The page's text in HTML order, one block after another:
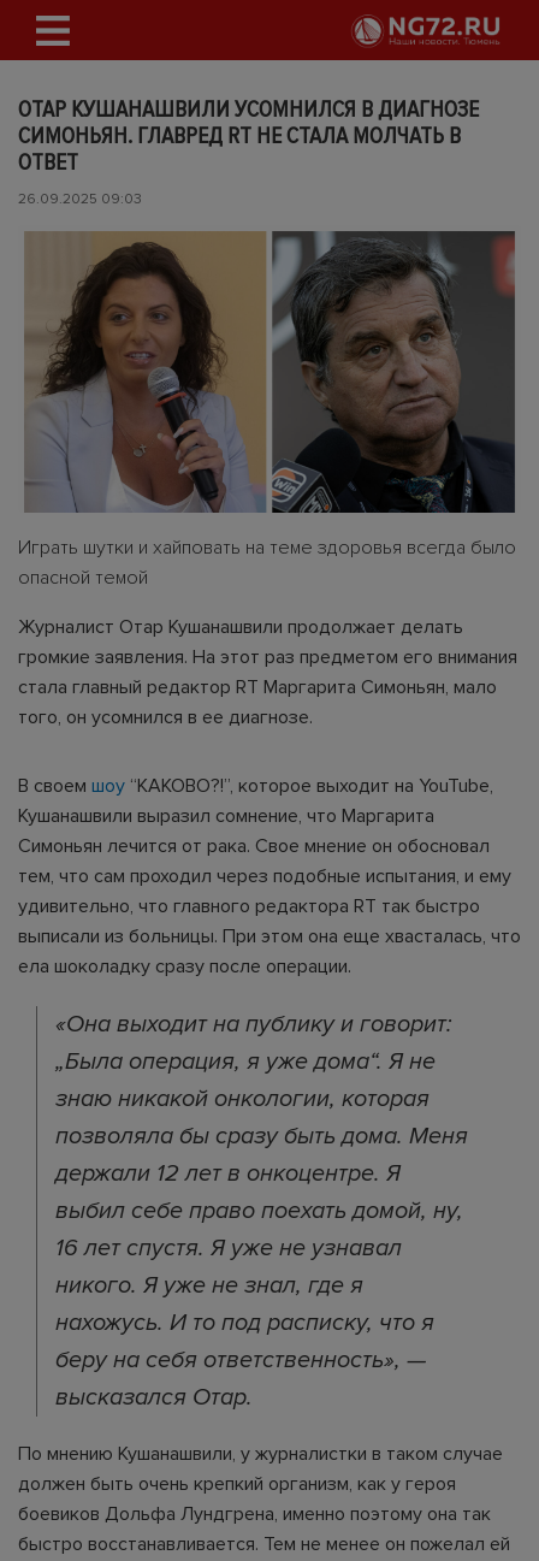
ОТАР КУШАНАШВИЛИ УСОМНИЛСЯ В ДИАГНОЗЕ
СИМОНЬЯН. ГЛАВРЕД RT НЕ СТАЛА МОЛЧАТЬ В
ОТВЕТ
26.09.2025 09:03
Играть шутки и хайповать на теме здоровья всегда было
опасной темой
Журналист Отар Кушанашвили продолжает делать
громкие заявления. На этот раз предметом его внимания
стала главный редактор RT Маргарита Симоньян, мало
того, он усомнился в ее диагнозе.
В своем шоу “КАКОВО?!”, которое выходит на YouTube,
Кушанашвили выразил сомнение, что Маргарита
Симоньян лечится от рака. Свое мнение он обосновал
тем, что сам проходил через подобные испытания, и ему
удивительно, что главного редактора RT так быстро
выписали из больницы. При этом она еще хвасталась, что
ела шоколадку сразу после операции.
«Она выходит на публику и говорит:
„Была операция, я уже дома“. Я не
знаю никакой онкологии, которая
позволяла бы сразу быть дома. Меня
держали 12 лет в онкоцентре. Я
выбил себе право поехать домой, ну,
16 лет спустя. Я уже не узнавал
никого. Я уже не знал, где я
нахожусь. И то под расписку, что я
беру на себя ответственность», —
высказался Отар.
По мнению Кушанашвили, у журналистки в таком случае
должен быть очень крепкий организм, как у героя
боевиков Дольфа Лундгрена, именно поэтому она так
быстро восстанавливается. Тем не менее он пожелал ей